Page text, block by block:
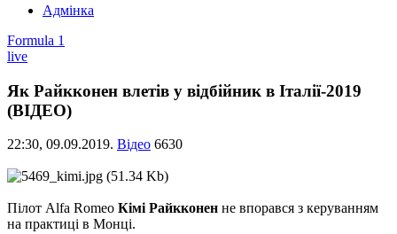
Адмінка
Formula 1
live
Як Райкконен влетів у відбійник в Італії-2019
(ВІДЕО)
22:30, 09.09.2019. Відео 6630
Пілот Alfa Romeo Кімі Райкконен не впорався з керуванням
на практиці в Монці.